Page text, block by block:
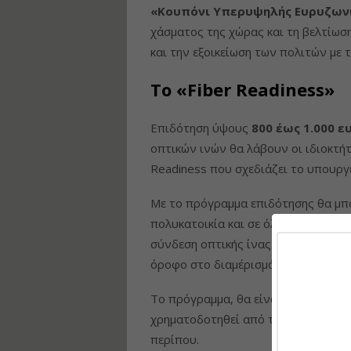
«Κουπόνι Υπερυψηλής
χάσματος της χώρας και τη
και την εξοικείωση των πολιτών με
Το «Fiber Readiness»
Επιδότηση ύψους 800 έως 1.000
οπτικών ινών θα λάβουν οι
Readiness που σχεδιάζει το
Με το πρόγραμμα επιδότησης θα
πολυκατοικία και σε όλους τους
σύνδεση οπτικής ίνας θα καλείται
όροφο στο διαμέρισμά του.
Το πρόγραμμα, θα είναι στα
χρηματοδοτηθεί από το Ταμείο
περίπου.